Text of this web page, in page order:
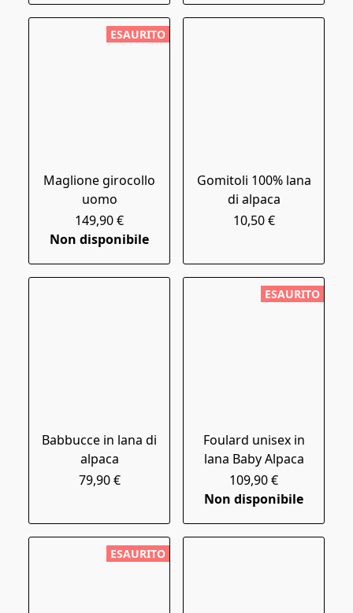
ESAURITO
Maglione girocollo
uomo
149,90 €
Non disponibile
Gomitoli 100% lana
di alpaca
10,50 €
Babbucce in lana di
alpaca
79,90 €
ESAURITO
Foulard unisex in
lana Baby Alpaca
109,90 €
Non disponibile
ESAURITO